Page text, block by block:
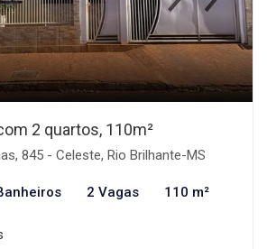
2 quartos, 110m²
845 - Celeste, Rio Brilhante-MS
2 Vagas 110 m²